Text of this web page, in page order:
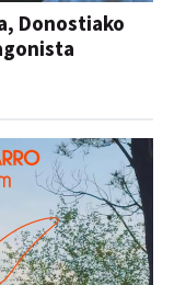
Donostiako